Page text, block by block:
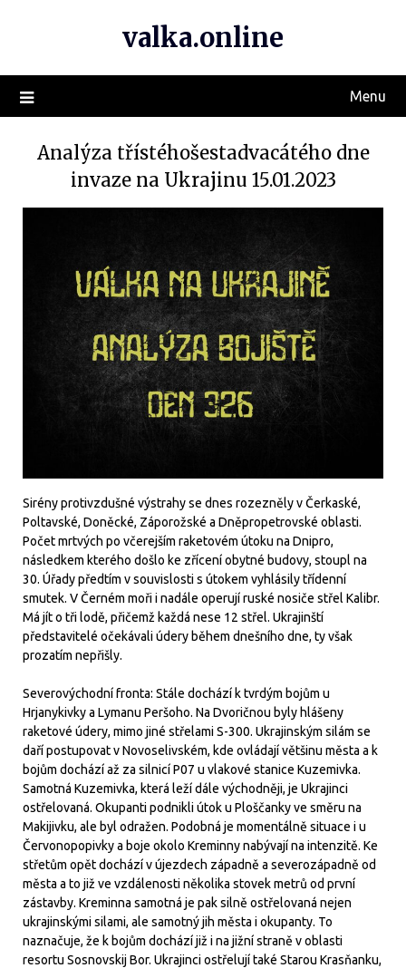
valka.online
Menu
Analýza třístéhošestadvacátého dne
invaze na Ukrajinu 15.01.2023
Sirény protivzdušné výstrahy se dnes rozezněly v Čerkaské,
Poltavské, Doněcké, Záporožské a Dněpropetrovské oblasti.
Počet mrtvých po včerejším raketovém útoku na Dnipro,
následkem kterého došlo ke zřícení obytné budovy, stoupl na
30. Úřady předtím v souvislosti s útokem vyhlásily třídenní
smutek. V Černém moři i nadále operují ruské nosiče střel Kalibr.
Má jít o tři lodě, přičemž každá nese 12 střel. Ukrajinští
představitelé očekávali údery během dnešního dne, ty však
prozatím nepřišly.
Severovýchodní fronta: Stále dochází k tvrdým bojům u
Hrjanykivky a Lymanu Peršoho. Na Dvoričnou byly hlášeny
raketové údery, mimo jiné střelami S-300. Ukrajinským silám se
daří postupovat v Novoselivském, kde ovládají většinu města a k
bojům dochází až za silnicí P07 u vlakové stanice Kuzemivka.
Samotná Kuzemivka, která leží dále východněji, je Ukrajinci
ostřelovaná. Okupanti podnikli útok u Ploščanky ve směru na
Makijivku, ale byl odražen. Podobná je momentálně situace i u
Červonopopivky a boje okolo Kreminny nabývají na intenzitě. Ke
střetům opět dochází v újezdech západně a severozápadně od
města a to již ve vzdálenosti několika stovek metrů od první
zástavby. Kreminna samotná je pak silně ostřelovaná nejen
ukrajinskými silami, ale samotný jih města i okupanty. To
naznačuje, že k bojům dochází již i na jižní straně v oblasti
resortu Sosnovskij Bor. Ukrajinci ostřelují také Starou Krasňanku,